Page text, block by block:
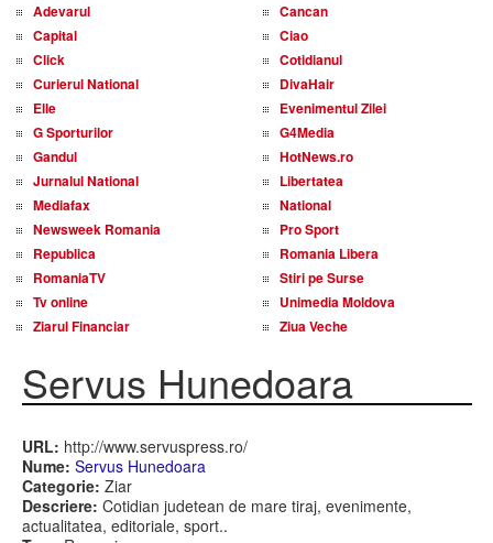
Adevarul
Cancan
Capital
Ciao
Click
Cotidianul
Curierul National
DivaHair
Elle
Evenimentul Zilei
G Sporturilor
G4Media
Gandul
HotNews.ro
Jurnalul National
Libertatea
Mediafax
National
Newsweek Romania
Pro Sport
Republica
Romania Libera
RomaniaTV
Stiri pe Surse
Tv online
Unimedia Moldova
Ziarul Financiar
Ziua Veche
Servus Hunedoara
URL: http://www.servuspress.ro/
Nume: Servus Hunedoara
Categorie: Ziar
Descriere: Cotidian judetean de mare tiraj, evenimente,
actualitatea, editoriale, sport..